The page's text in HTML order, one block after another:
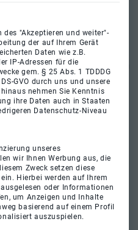
des "Akzeptieren und weiter"-
der auf Ihrem Gerät
Daten wie z.B.
IP-Adressen für die
gem. § 25 Abs. 1 TDDDG
GVO durch uns und unsere
nehmen Sie Kenntnis
ihre Daten auch in Staaten
Datenschutz-Niveau
unseres
wir Ihnen Werbung aus, die
Zweck setzen diese
Hierbei werden auf Ihrem
oder Informationen
um Anzeigen und Inhalte
basierend auf einem Profil
auszuspielen.